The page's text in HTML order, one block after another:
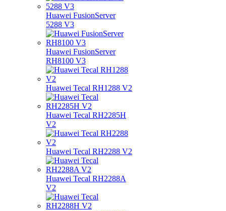
Huawei FusionServer
5288 V3
Huawei FusionServer
RH8100 V3
Huawei Tecal RH1288 V2
Huawei Tecal RH2285H
V2
Huawei Tecal RH2288 V2
Huawei Tecal RH2288A
V2